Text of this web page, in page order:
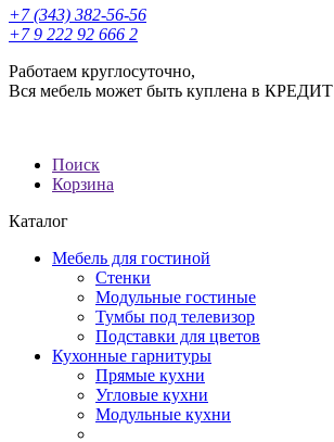
+7 (343) 382-56-56
+7 9 222 92 666 2
Работаем круглосуточно,
Вся мебель может быть куплена в КРЕДИТ
Поиск
Корзина
Каталог
Мебель для гостиной
Стенки
Модульные гостиные
Тумбы под телевизор
Подставки для цветов
Кухонные гарнитуры
Прямые кухни
Угловые кухни
Модульные кухни